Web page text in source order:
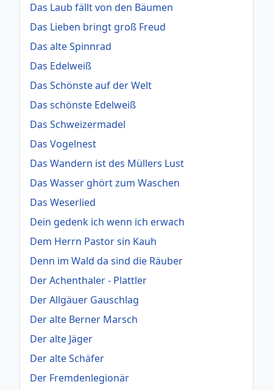
Das Laub fällt von den Bäumen
Das Lieben bringt groß Freud
Das alte Spinnrad
Das Edelweiß
Das Schönste auf der Welt
Das schönste Edelweiß
Das Schweizermadel
Das Vogelnest
Das Wandern ist des Müllers Lust
Das Wasser ghört zum Waschen
Das Weserlied
Dein gedenk ich wenn ich erwach
Dem Herrn Pastor sin Kauh
Denn im Wald da sind die Räuber
Der Achenthaler - Plattler
Der Allgäuer Gauschlag
Der alte Berner Marsch
Der alte Jäger
Der alte Schäfer
Der Fremdenlegionär